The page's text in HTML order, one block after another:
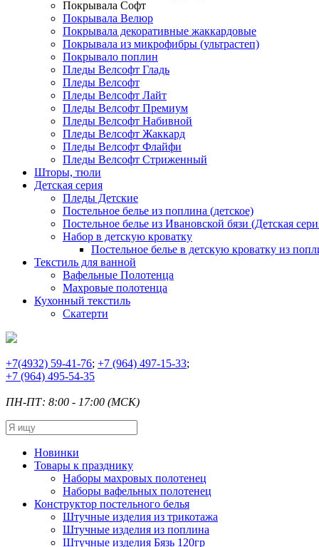
Покрывала Софт
Покрывала Велюр
Покрывала декоративные жаккардовые
Покрывала из микрофибры (ультрастеп)
Покрывало поплин
Пледы Велсофт Гладь
Пледы Велсофт
Пледы Велсофт Лайт
Пледы Велсофт Премиум
Пледы Велсофт Набивной
Пледы Велсофт Жаккард
Пледы Велсофт Флайфи
Пледы Велсофт Стриженный
Шторы, тюли
Детская серия
Пледы Детские
Постельное белье из поплина (детское)
Постельное белье из Ивановской бязи (Детская
Набор в детскую кроватку
Постельное белье в детскую кроватку из
Текстиль для ванной
Вафельные Полотенца
Махровые полотенца
Кухонный текстиль
Скатерти
+7(4932) 59-41-76; +7 (964) 497-15-33;
+7 (964) 495-54-35
ПН-ПТ: 8:00 - 17:00 (МСК)
Новинки
Товары к празднику
Наборы махровых полотенец
Наборы вафельных полотенец
Конструктор постельного белья
Штучные изделия из трикотажа
Штучные изделия из поплина
Штучные изделия Бязь 120гр